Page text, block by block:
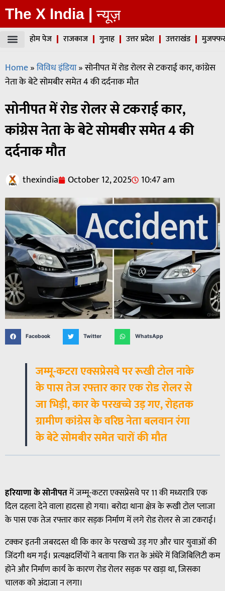
The X India | न्यूज़
होम पेज राजकाज गुनाह उत्तर प्रदेश उत्तराखंड
Home»विविध इंडिया»सोनीपत में रोड रोलर से टकराई कार, कांग्रेस
नेता के बेटे सोमबीर समेत 4 की दर्दनाक मौत
सोनीपत में रोड रोलर से टकराई कार,
कांग्रेस नेता के बेटे सोमबीर समेत 4 की
दर्दनाक मौत
thexindia October 12, 2025 10:47 am
Facebook Twitter WhatsApp
जम्मू-कटरा एक्सप्रेसवे पर रूखी टोल नाके
के पास तेज रफ्तार कार एक रोड रोलर से
जा भिड़ी, कार के परखच्चे उड़ गए, रोहतक
ग्रामीण कांग्रेस के वरिष्ठ नेता बलवान रंगा
के बेटे सोमबीर समेत चारों की मौत
हरियाणा के सोनीपतमें जम्मू-कटरा एक्सप्रेसवे पर 11 की मध्यरात्रि एक
दिल दहला देने वाला हादसा हो गया। बरोदा थाना क्षेत्र के रूखी टोल प्लाजा
के पास एक तेज रफ्तार कार सड़क निर्माण में लगे रोड रोलर से जा टकराई।
टक्कर इतनी जबरदस्त थी कि कार के परखच्चे उड़ गए और चार युवाओं की
जिंदगी थम गई। प्रत्यक्षदर्शियों ने बताया कि रात के अंधेरे में विजिबिलिटी कम
होने और निर्माण कार्य के कारण रोड रोलर सड़क पर खड़ा था, जिसका
चालक को अंदाजा न लगा।